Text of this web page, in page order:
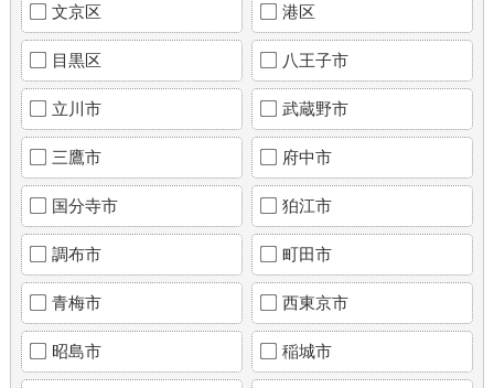
文京区 港区
目黒区 八王子市
立川市 武蔵野市
三鷹市 府中市
国分寺市 狛江市
調布市 町田市
青梅市 西東京市
昭島市 稲城市